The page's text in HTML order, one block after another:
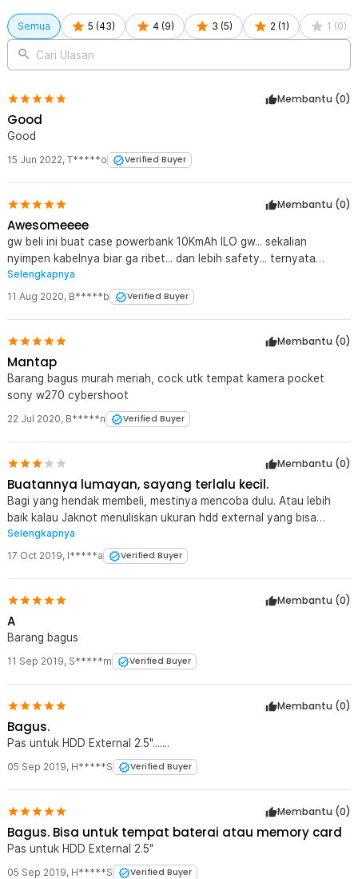
Kelengkapan Produk
Rincian yang Anda dapatkan untuk pembelian produk ini:
1 x Taffware Tas External Hard Disk Case EVA Shockproof HDD
2.5 Inch - HD402
Semua 5 (43) 4 (9) 3 (5) 2 (1 ) 1 (0)
Cari Ulasan
Membantu (0)
Good
Good
15 Jun 2022, T*****o Verified Buyer
Membantu (0)
Awesomeeee
gw beli ini buat case powerbank 10KmAh ILO gw... sekalian
nyimpen kabelnya biar ga ribet... dan lebih safety... ternyata
ukurannya pas banget.. jadi pengen beli lagi buat WD gw
Selengkapnya
11 Aug 2020, B*****b Verified Buyer
Membantu (0)
Mantap
Barang bagus murah meriah, cock utk tempat kamera pocket
sony w270 cybershoot
22 Jul 2020, B*****n Verified Buyer
Membantu (0)
Buatannya lumayan, sayang terlalu kecil.
Bagi yang hendak membeli, mestinya mencoba dulu. Atau lebih
baik kalau Jaknot menuliskan ukuran hdd external yang bisa
dimasukkan. hdd external saya (merk Unitek) untuk hdd ukuran 2.5
inch, tapi tidak muat di case ini, mungkin karena referensi ukuran
dalam membuat case ini adalah WD yang memang ukurannya kecil
Selengkapnya
17 Oct 2019, I*****a Verified Buyer
Membantu (0)
A
Barang bagus
11 Sep 2019, S*****m Verified Buyer
Membantu (0)
Bagus.
Pas untuk HDD External 2.5".......
05 Sep 2019, H*****S Verified Buyer
Membantu (0)
Bagus. Bisa untuk tempat baterai atau memory card
Pas untuk HDD External 2.5"
05 Sep 2019, H*****S Verified Buyer